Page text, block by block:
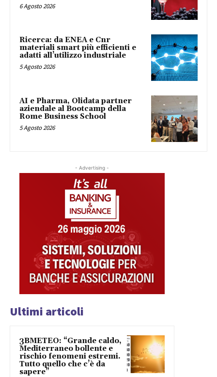
6 Agosto 2026
Ricerca: da ENEA e Cnr
materiali smart più efficienti e
adatti all’utilizzo industriale
5 Agosto 2026
AI e Pharma, Olidata partner
aziendale al Bootcamp della
Rome Business School
5 Agosto 2026
- Advertising -
Ultimi articoli
3BMETEO: “Grande caldo,
Mediterraneo bollente e
rischio fenomeni estremi.
Tutto quello che c’è da
sapere”